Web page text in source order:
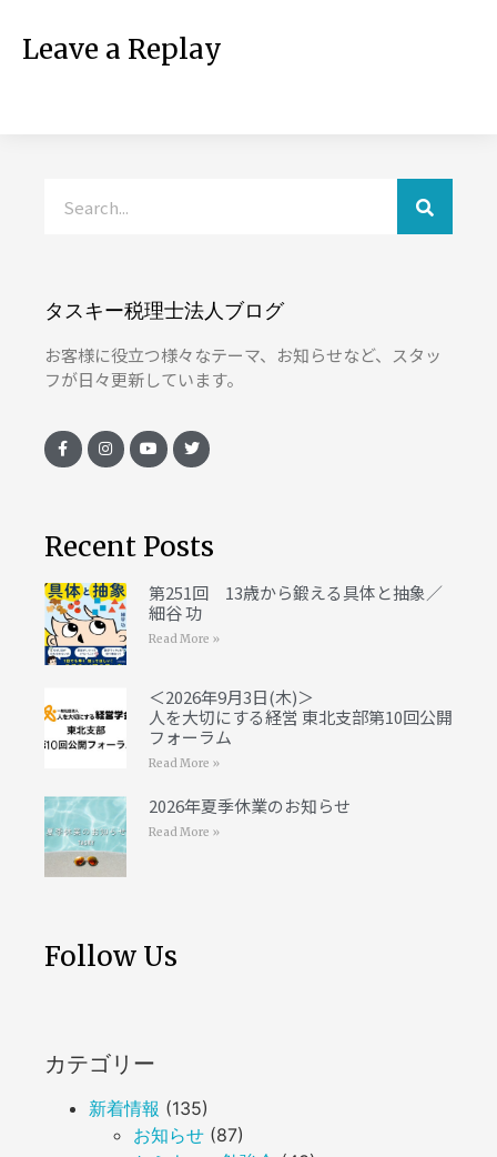
Leave a Replay
タスキー税理士法人ブログ
お客様に役立つ様々なテーマ、お知らせなど、スタッ
フが日々更新しています。
Recent Posts
第251回 13歳から鍛える具体と抽象／
細谷 功
Read More »
＜2026年9月3日(木)＞
人を大切にする経営 東北支部第10回公開
フォーラム
Read More »
2026年夏季休業のお知らせ
Read More »
Follow Us
カテゴリー
新着情報 (135)
お知らせ (87)